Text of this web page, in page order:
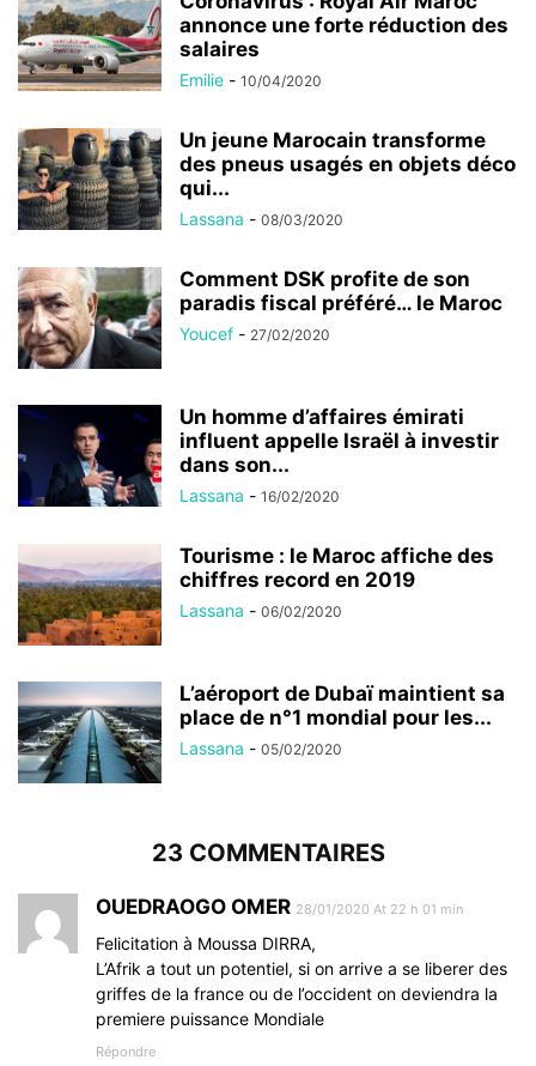
annonce une forte réduction des
salaires
Emilie - 10/04/2020
Un jeune Marocain transforme
des pneus usagés en objets déco
qui...
Lassana - 08/03/2020
Comment DSK profite de son
paradis fiscal préféré… le Maroc
Youcef - 27/02/2020
Un homme d’affaires émirati
influent appelle Israël à investir
dans son...
Lassana - 16/02/2020
Tourisme : le Maroc affiche des
chiffres record en 2019
Lassana - 06/02/2020
L’aéroport de Dubaï maintient sa
place de n°1 mondial pour les...
Lassana - 05/02/2020
23 COMMENTAIRES
OUEDRAOGO OMER 28/01/2020 At 22 h 01 min
Felicitation à Moussa DIRRA,
L’Afrik a tout un potentiel, si on arrive a se liberer des
griffes de la france ou de l’occident on deviendra la
premiere puissance Mondiale
Répondre